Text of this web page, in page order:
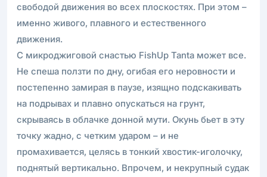
свободой движения во всех плоскостях. При этом –
именно живого, плавного и естественного
движения.
С микроджиговой снастью FishUp Tanta может все.
Не спеша ползти по дну, огибая его неровности и
постепенно замирая в паузе, изящно подскакивать
на подрывах и плавно опускаться на грунт,
скрываясь в облачке донной мути. Окунь бьет в эту
точку жадно, с четким ударом – и не
промахивается, целясь в тонкий хвостик-иголочку,
поднятый вертикально. Впрочем, и некрупный судак